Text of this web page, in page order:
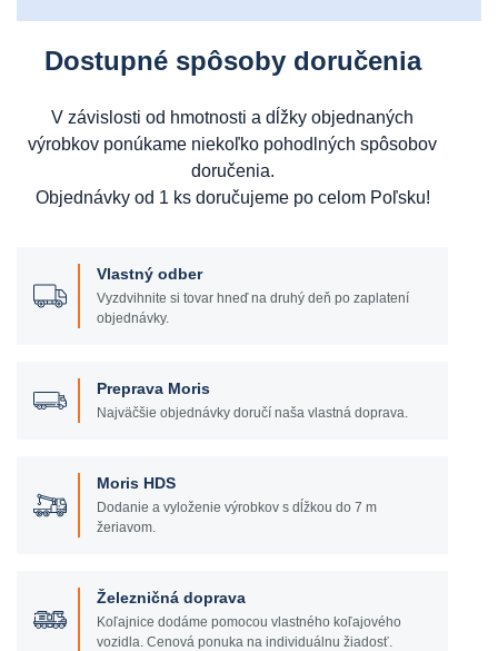
Dostupné spôsoby doručenia
V závislosti od hmotnosti a dĺžky objednaných
výrobkov ponúkame niekoľko pohodlných spôsobov
doručenia.
Objednávky od 1 ks doručujeme po celom Poľsku!
Vlastný odber
Vyzdvihnite si tovar hneď na druhý deň po zaplatení
objednávky.
Preprava Moris
Najväčšie objednávky doručí naša vlastná doprava.
Moris HDS
Dodanie a vyloženie výrobkov s dĺžkou do 7 m
žeriavom.
Železničná doprava
Koľajnice dodáme pomocou vlastného koľajového
vozidla. Cenová ponuka na individuálnu žiadosť.